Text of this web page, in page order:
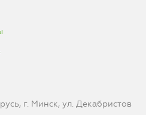
г. Минск, ул. Декабристов